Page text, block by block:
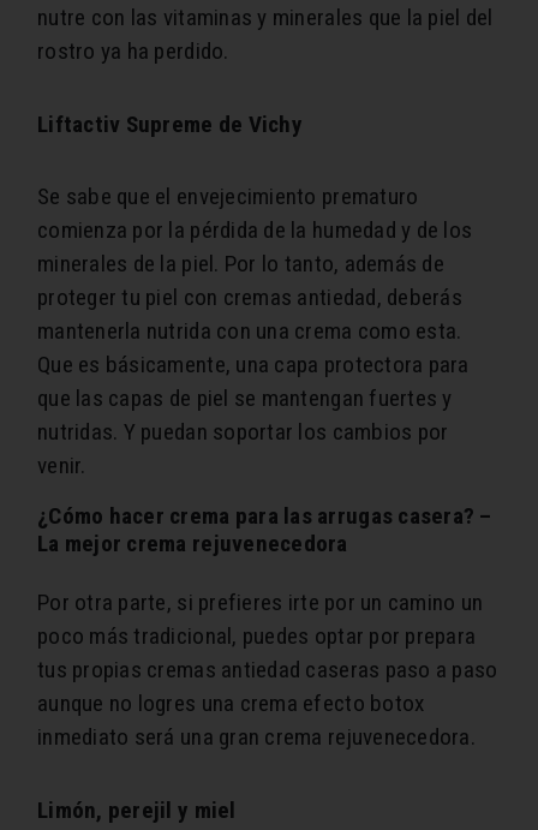
nutre con las vitaminas y minerales que la piel del
rostro ya ha perdido.
Liftactiv Supreme de Vichy
Se sabe que el envejecimiento prematuro
comienza por la pérdida de la humedad y de los
minerales de la piel. Por lo tanto, además de
proteger tu piel con cremas antiedad, deberás
mantenerla nutrida con una crema como esta.
Que es básicamente, una capa protectora para
que las capas de piel se mantengan fuertes y
nutridas. Y puedan soportar los cambios por
venir.
¿Cómo hacer crema para las arrugas casera? –
La mejor crema rejuvenecedora
Por otra parte, si prefieres irte por un camino un
poco más tradicional, puedes optar por prepara
tus propias cremas antiedad caseras paso a paso
aunque no logres una crema efecto botox
inmediato será una gran crema rejuvenecedora.
Limón, perejil y miel